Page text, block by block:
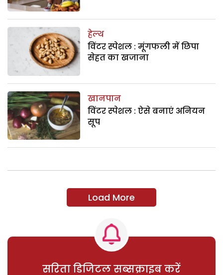
हेल्थ
विंटर स्पेशल : मूंगफली में छिपा
सेहत का खजाना
खानपान
विंटर स्पेशल : ऐसे बनाएं अनियन
सूप
Load More
सरिता डिजिटल सब्सक्राइब करें